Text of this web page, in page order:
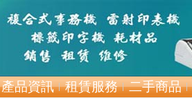
產品資訊 租賃服務 二手商品